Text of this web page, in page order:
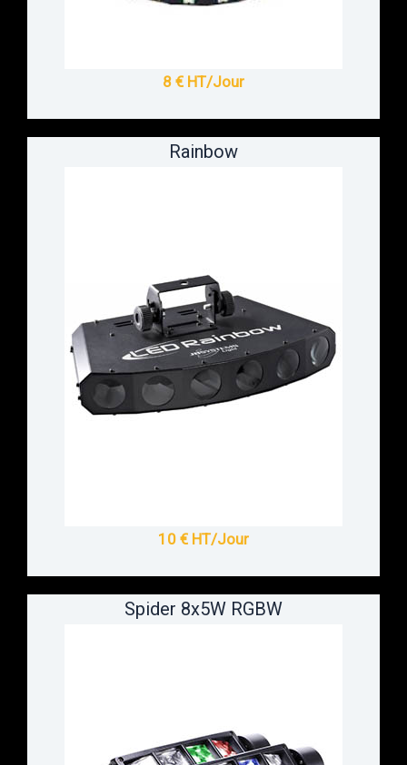
8 € HT/Jour
Rainbow
10 € HT/Jour
Spider 8x5W RGBW